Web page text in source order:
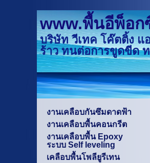
www.พื้นอีพ็อ
บริษัท วีเทค โค๊ตติ้ง แ
ร้าว ทนต่อการขูดขีด
งานเคลือบกันซึมดาดฟ้า
งานเคลือบพื้นคอนกรีต
งานเคลือบพื้น Epoxy
ระบบ Self leveling
เคลือบพื้นโพลียูรีเทน